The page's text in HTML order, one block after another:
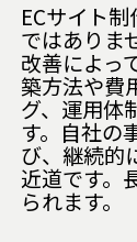
ECサイト
ではありま
改善によっ
築方法や費
グ、運用体
す。自社の
び、継続的
近道です。
られます。